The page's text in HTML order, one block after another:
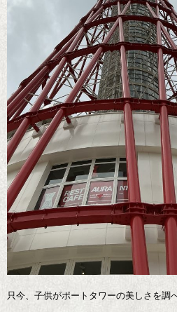
只今、子供がポートタワーの美しさを調